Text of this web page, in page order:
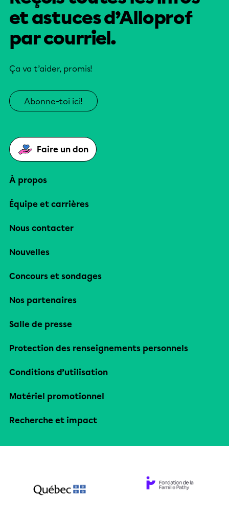
et astuces d’Alloprof
par courriel.
Ça va t’aider, promis!
Abonne-toi ici!
Faire un don
À propos
Équipe et carrières
Nous contacter
Nouvelles
Concours et sondages
Nos partenaires
Salle de presse
Protection des renseignements personnels
Conditions d’utilisation
Matériel promotionnel
Recherche et impact